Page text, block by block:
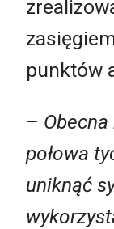
punktów
–
połowa
uniknąć